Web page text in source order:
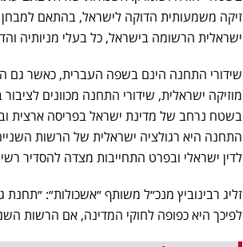
זיקה משמעותית הדוקה לישראל, בהתאם
ישראלית הרשומה בישראל, כל בעלי מניותיה
שידורי התחנה הינם בשפה העברית, כאשר גם
מוזיקה ישראלית, שידורי התחנה מכוונים
בשטח נרחב של מדינת ישראל בפריסה ארצית
התחנה היא רגולציה ישראלית של הרשות
לדין ישראלי ובפרט התחייבות מצדה להסדיר
זליג רבינוביץ מנכ״ל משותף ״אשכולות״:
לפיכך היא כפופה לחוקי המדינה, אם הרשות